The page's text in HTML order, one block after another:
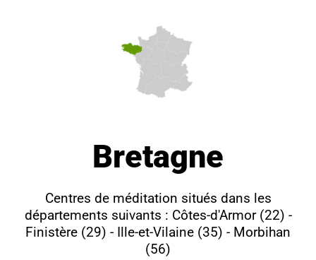
Bretagne
Centres de méditation situés dans les
départements suivants : Côtes-d'Armor (22) -
Finistère (29) - Ille-et-Vilaine (35) - Morbihan
(56)